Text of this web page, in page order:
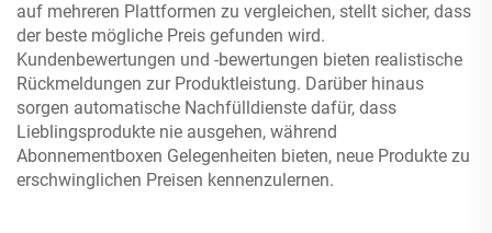
auf mehreren Plattformen zu vergleichen, stellt sicher, dass
der beste mögliche Preis gefunden wird.
Kundenbewertungen und -bewertungen bieten realistische
Rückmeldungen zur Produktleistung. Darüber hinaus
sorgen automatische Nachfülldienste dafür, dass
Lieblingsprodukte nie ausgehen, während
Abonnementboxen Gelegenheiten bieten, neue Produkte zu
erschwinglichen Preisen kennenzulernen.